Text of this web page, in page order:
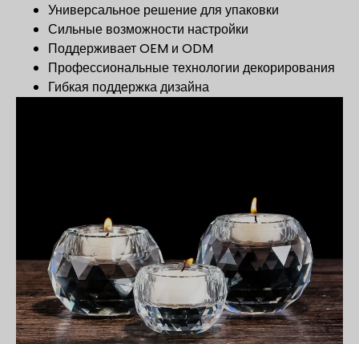
Универсальное решение для упаковки
Сильные возможности настройки
Поддерживает OEM и ODM
Профессиональные технологии декорирования
Гибкая поддержка дизайна